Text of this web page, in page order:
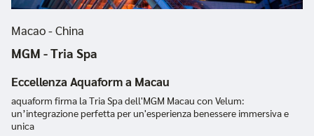
Macao - China
MGM - Tria Spa
Eccellenza Aquaform a Macau
aquaform firma la Tria Spa dell'MGM Macau con Velum:
un’integrazione perfetta per un'esperienza benessere immersiva e
unica